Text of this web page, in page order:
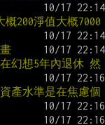
200淨值大概7000
幻想5年內退休 然
產水準是在焦慮個